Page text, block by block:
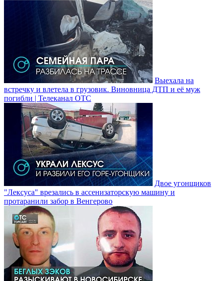
Выехала на
встречку и влетела в грузовик. Виновница ДТП и её муж
погибли | Телеканал ОТС
Двое угонщиков
"Лексуса" врезались в ассенизаторскую машину и
протаранили забор в Венгерово